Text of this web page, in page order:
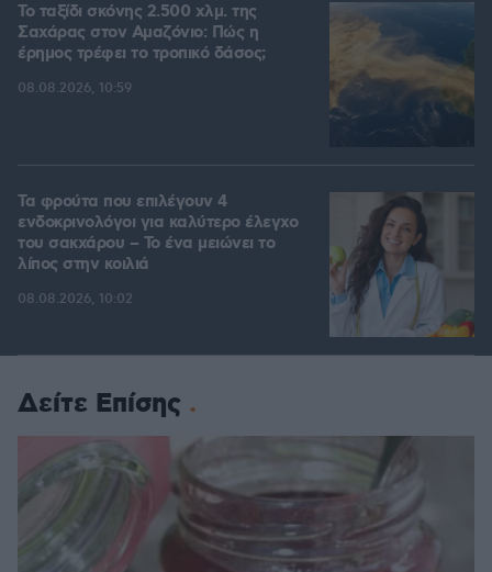
Το ταξίδι σκόνης 2.500 χλμ. της
Σαχάρας στον Αμαζόνιο: Πώς η
έρημος τρέφει το τροπικό δάσος;
08.08.2026, 10:59
Τα φρούτα που επιλέγουν 4
ενδοκρινολόγοι για καλύτερο έλεγχο
του σακχάρου – Το ένα μειώνει το
λίπος στην κοιλιά
08.08.2026, 10:02
Δείτε Επίσης